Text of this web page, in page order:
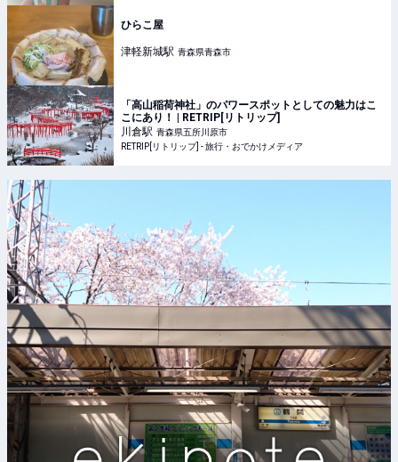
ひらこ屋
津軽新城駅 青森県青森市
「高山稲荷神社」のパワースポットとしての魅力はこ
こにあり！ | RETRIP[リトリップ]
川倉駅 青森県五所川原市
RETRIP[リトリップ] - 旅行・おでかけメディア